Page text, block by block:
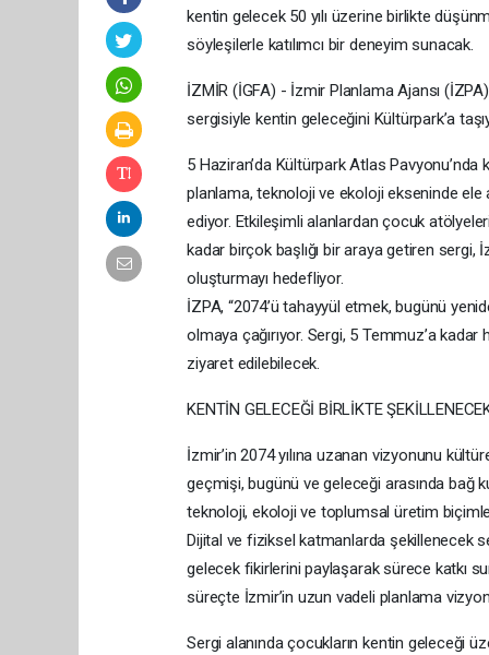
kentin gelecek 50 yılı üzerine birlikte
söyleşilerle katılımcı bir deneyim sunacak.
İZMİR (İGFA) - İzmir Planlama Ajansı
sergisiyle kentin geleceğini Kültürpark’a
5 Haziran’da Kültürpark Atlas Pavyonu’nda
planlama, teknoloji ve ekoloji ekseninde ele
ediyor. Etkileşimli alanlardan çocuk
kadar birçok başlığı bir araya getiren
oluşturmayı hedefliyor.
İZPA, “2074’ü tahayyül etmek, bugünü
olmaya çağırıyor. Sergi, 5 Temmuz’a
ziyaret edilebilecek.
KENTİN GELECEĞİ BİRLİKTE
İzmir’in 2074 yılına uzanan vizyonunu
geçmişi, bugünü ve geleceği arasında bağ
teknoloji, ekoloji ve toplumsal üretim
Dijital ve fiziksel katmanlarda şekillenecek
gelecek fikirlerini paylaşarak sürece katkı
süreçte İzmir’in uzun vadeli planlama
Sergi alanında çocukların kentin geleceği